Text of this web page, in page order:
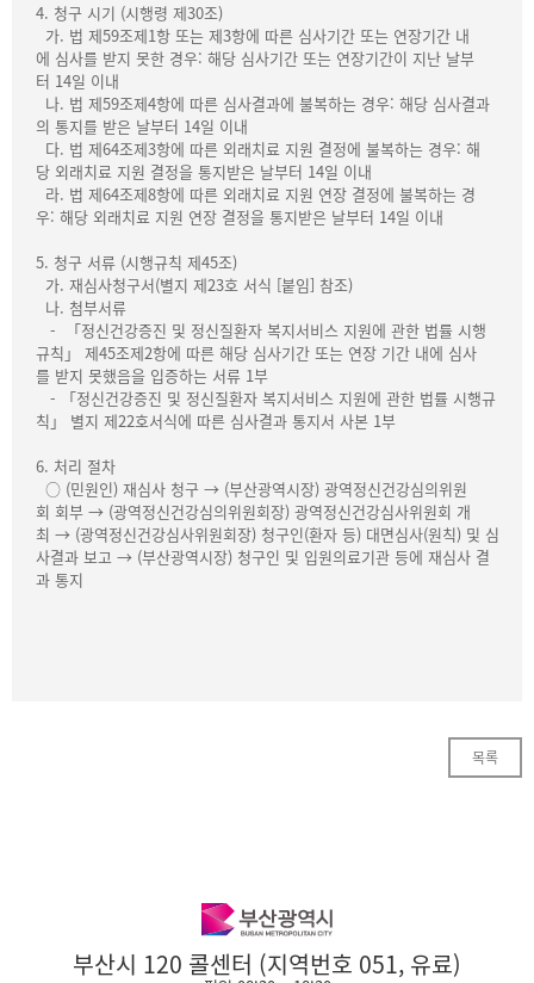
4. 청구 시기 (시행령 제30조)
가. 법 제59조제1항 또는 제3항에 따른 심사기간 또는 연장기간 내
에 심사를 받지 못한 경우: 해당 심사기간 또는 연장기간이 지난 날부
터 14일 이내
나. 법 제59조제4항에 따른 심사결과에 불복하는 경우: 해당 심사결과
의 통지를 받은 날부터 14일 이내
다. 법 제64조제3항에 따른 외래치료 지원 결정에 불복하는 경우: 해
당 외래치료 지원 결정을 통지받은 날부터 14일 이내
라. 법 제64조제8항에 따른 외래치료 지원 연장 결정에 불복하는 경
우: 해당 외래치료 지원 연장 결정을 통지받은 날부터 14일 이내
5. 청구 서류 (시행규칙 제45조)
가. 재심사청구서(별지 제23호 서식 [붙임] 참조)
나. 첨부서류
- 「정신건강증진 및 정신질환자 복지서비스 지원에 관한 법률 시행
규칙」 제45조제2항에 따른 해당 심사기간 또는 연장 기간 내에 심사
를 받지 못했음을 입증하는 서류 1부
- 「정신건강증진 및 정신질환자 복지서비스 지원에 관한 법률 시행규
칙」 별지 제22호서식에 따른 심사결과 통지서 사본 1부
6. 처리 절차
○ (민원인) 재심사 청구 → (부산광역시장) 광역정신건강심의위원
회 회부 → (광역정신건강심의위원회장) 광역정신건강심사위원회 개
최 → (광역정신건강심사위원회장) 청구인(환자 등) 대면심사(원칙) 및 심
사결과 보고 → (부산광역시장) 청구인 및 입원의료기관 등에 재심사 결
과 통지
목록
부산시 120 콜센터 (지역번호 051, 유료)